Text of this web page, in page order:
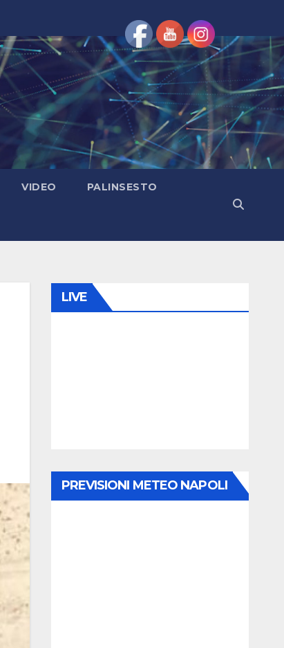
VIDEO PALINSESTO
LIVE
PREVISIONI METEO NAPOLI